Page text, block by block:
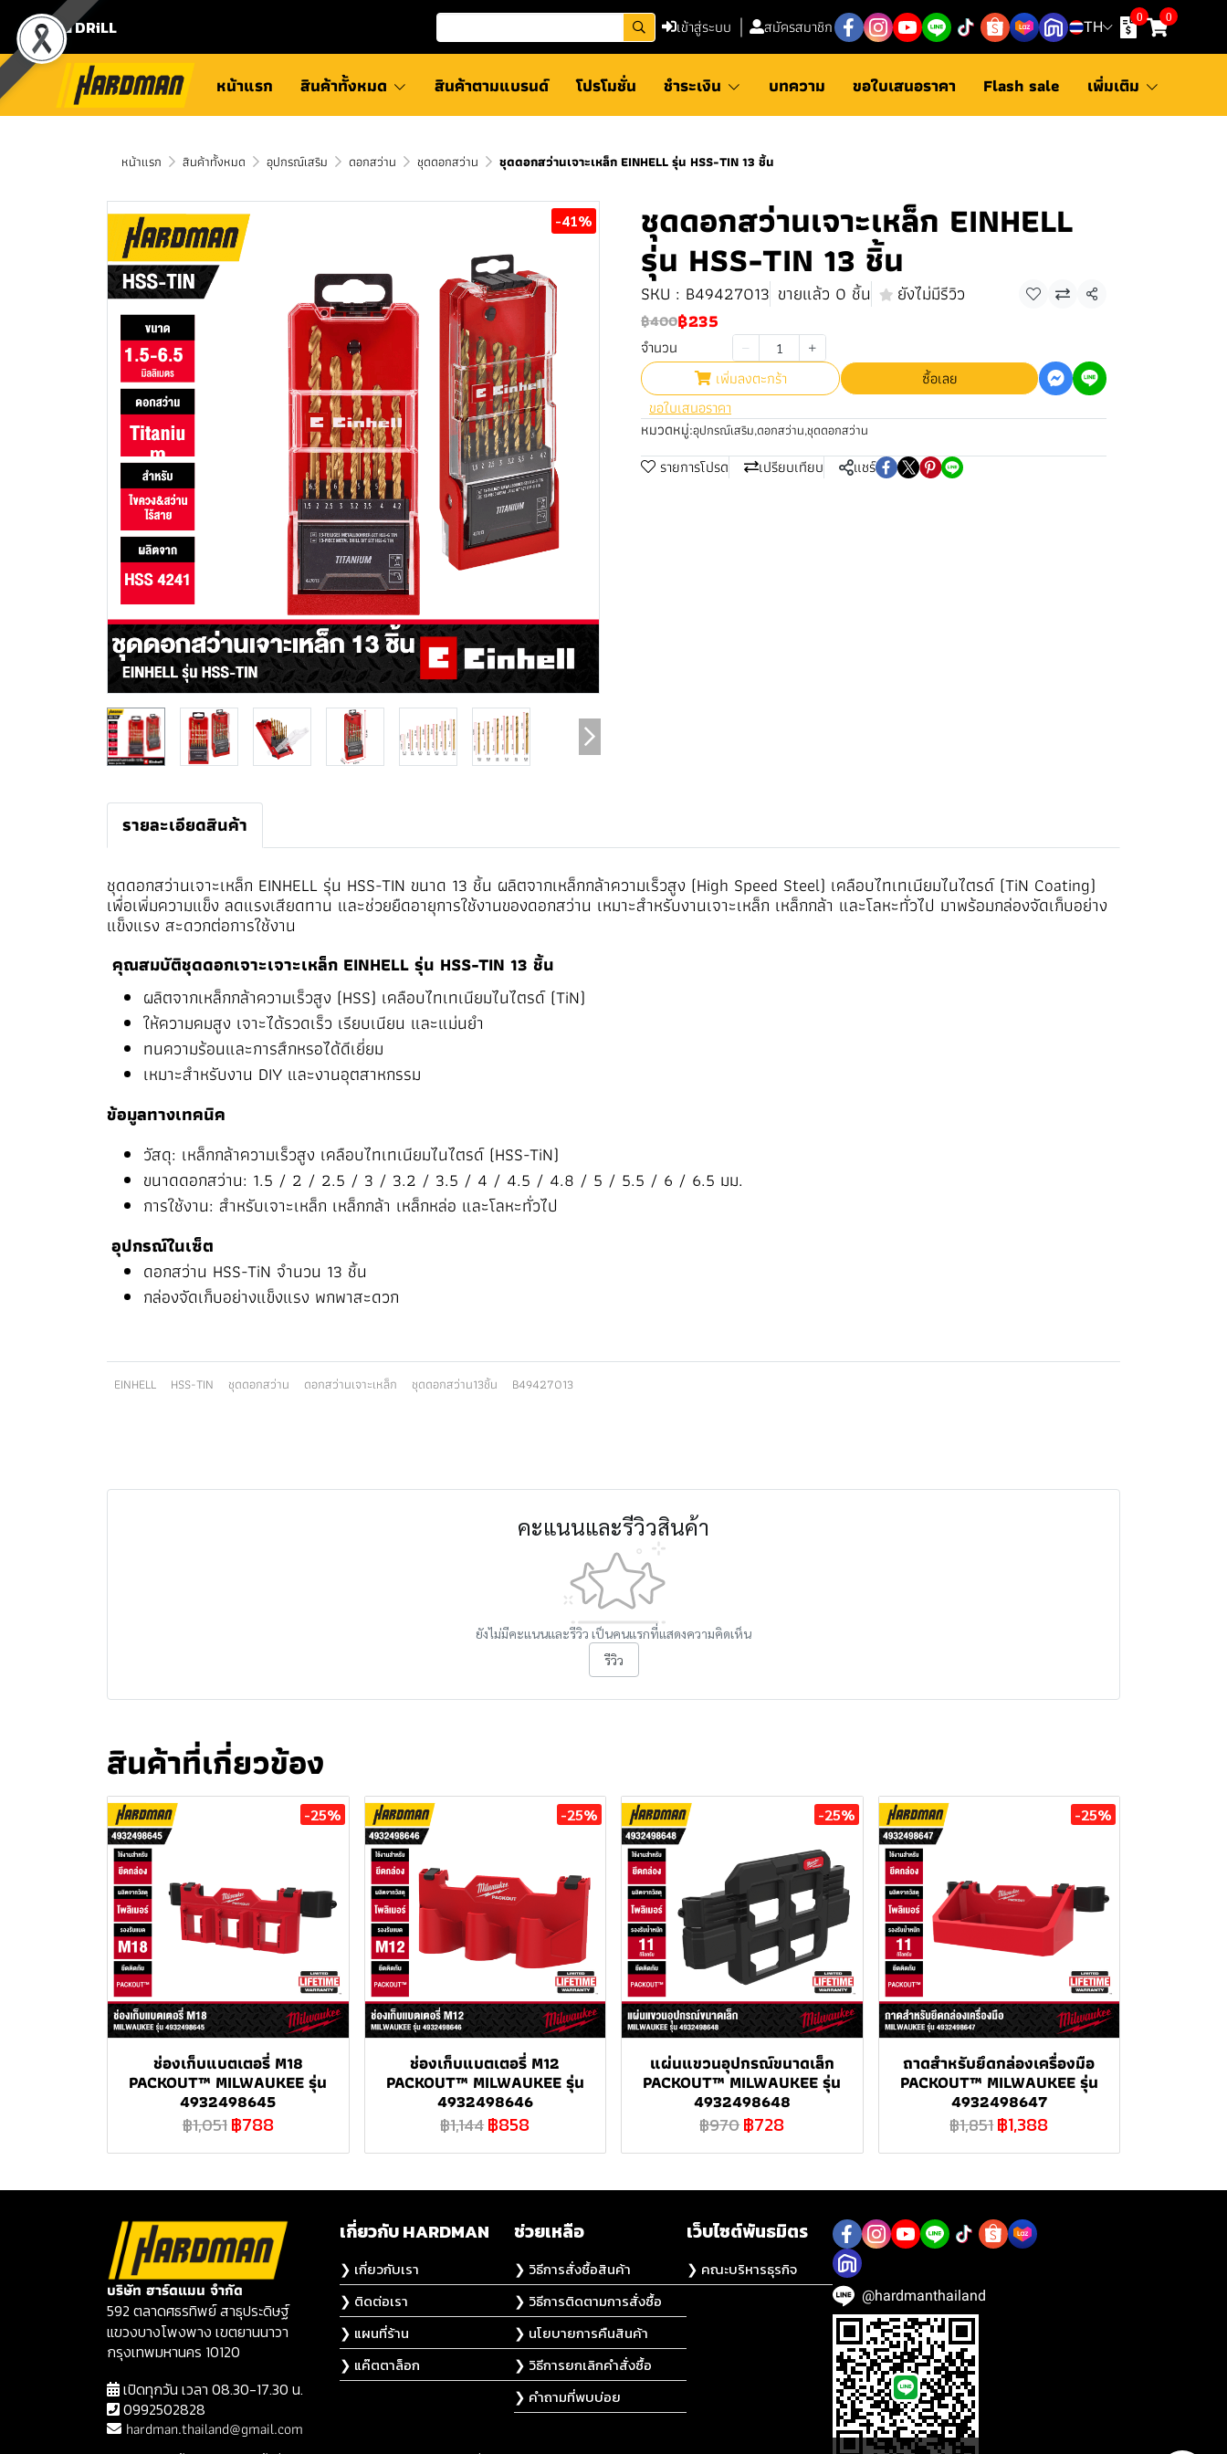
⛾ DRiLL เข้าสู่ระบบ สมัครสมาชิก TH
0 0
หน้าแรก สินค้าทั้งหมด สินค้าตามแบรนด์ โปรโมชั่น ชำระเงิน บทความ ขอใบเสนอราคา Flash sale เพิ่มเติม
หน้าแรก สินค้าทั้งหมด อุปกรณ์เสริม ดอกสว่าน ชุดดอกสว่าน ชุดดอกสว่านเจาะเหล็ก EINHELL รุ่น HSS-TIN 13 ชิ้น
-41% ชุดดอกสว่านเจาะเหล็ก EINHELL
รุ่น HSS-TIN 13 ชิ้น
SKU : B49427013 ขายแล้ว 0 ชิ้น ยังไม่มีรีวิว
แชร์
฿400฿235
จำนวน
เพิ่มลงตะกร้า
ซื้อเลย
ขอใบเสนอราคา
หมวดหมู่:อุปกรณ์เสริม,ดอกสว่าน,ชุดดอกสว่าน
รายการโปรด เปรียบเทียบ แชร์
รายละเอียดสินค้า
ชุดดอกสว่านเจาะเหล็ก EINHELL รุ่น HSS-TIN ขนาด 13 ชิ้น ผลิตจากเหล็กกล้าความเร็วสูง (High Speed Steel) เคลือบไทเทเนียมไนไตรด์ (TiN Coating)
เพื่อเพิ่มความแข็ง ลดแรงเสียดทาน และช่วยยืดอายุการใช้งานของดอกสว่าน เหมาะสำหรับงานเจาะเหล็ก เหล็กกล้า และโลหะทั่วไป มาพร้อมกล่องจัดเก็บอย่าง
แข็งแรง สะดวกต่อการใช้งาน
คุณสมบัติชุดดอกเจาะเจาะเหล็ก EINHELL รุ่น HSS-TIN 13 ชิ้น
ผลิตจากเหล็กกล้าความเร็วสูง (HSS) เคลือบไทเทเนียมไนไตรด์ (TiN)
ให้ความคมสูง เจาะได้รวดเร็ว เรียบเนียน และแม่นยำ
ทนความร้อนและการสึกหรอได้ดีเยี่ยม
เหมาะสำหรับงาน DIY และงานอุตสาหกรรม
ข้อมูลทางเทคนิค
วัสดุ: เหล็กกล้าความเร็วสูง เคลือบไทเทเนียมไนไตรด์ (HSS-TiN)
ขนาดดอกสว่าน: 1.5 / 2 / 2.5 / 3 / 3.2 / 3.5 / 4 / 4.5 / 4.8 / 5 / 5.5 / 6 / 6.5 มม.
การใช้งาน: สำหรับเจาะเหล็ก เหล็กกล้า เหล็กหล่อ และโลหะทั่วไป
อุปกรณ์ในเซ็ต
ดอกสว่าน HSS-TiN จำนวน 13 ชิ้น
กล่องจัดเก็บอย่างแข็งแรง พกพาสะดวก
EINHELL HSS-TIN ชุดดอกสว่าน ดอกสว่านเจาะเหล็ก ชุดดอกสว่าน13ชิ้น B49427013
คะแนนและรีวิวสินค้า
ยังไม่มีคะแนนและรีวิว เป็นคนแรกที่แสดงความคิดเห็น
รีวิว
สินค้าที่เกี่ยวข้อง
-25%
ช่องเก็บแบตเตอรี่ M18
PACKOUT™ MILWAUKEE รุ่น
4932498645
฿1,051฿788
-25%
ช่องเก็บแบตเตอรี่ M12
PACKOUT™ MILWAUKEE รุ่น
4932498646
฿1,144฿858
-25%
แผ่นแขวนอุปกรณ์ขนาดเล็ก
PACKOUT™ MILWAUKEE รุ่น
4932498648
฿970฿728
-25%
ถาดสำหรับยึดกล่องเครื่องมือ
PACKOUT™ MILWAUKEE รุ่น
4932498647
฿1,851฿1,388
บริษัท ฮาร์ดแมน จำกัด
592 ตลาดศธรทิพย์ สาธุประดิษฐ์
แขวงบางโพงพาง เขตยานนาวา
กรุงเทพมหานคร 10120
เปิดทุกวัน เวลา 08.30-17.30 น.
0992502828
hardman.thailand@gmail.com
เกี่ยวกับ HARDMAN
❯ เกี่ยวกับเรา
❯ ติดต่อเรา
❯ แผนที่ร้าน
❯ แค๊ตตาล็อก
ช่วยเหลือ
❯ วิธีการสั่งซื้อสินค้า
❯ วิธีการติดตามการสั่งซื้อ
❯ นโยบายการคืนสินค้า
❯ วิธีการยกเลิกคำสั่งซื้อ
❯ คำถามที่พบบ่อย
เว็บไซต์พันธมิตร
❯ คณะบริหารธุรกิจ
@hardmanthailand